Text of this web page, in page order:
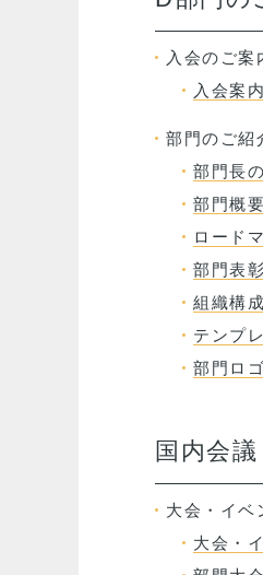
入会のご案
入会案内
部門のご紹
部門長
部門概要
ロード
部門表彰
組織構成
テンプ
部門ロ
国内会
大会・イベ
大会・